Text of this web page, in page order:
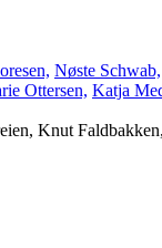
Nøste Schwab,
Ottersen, Katja
Knut